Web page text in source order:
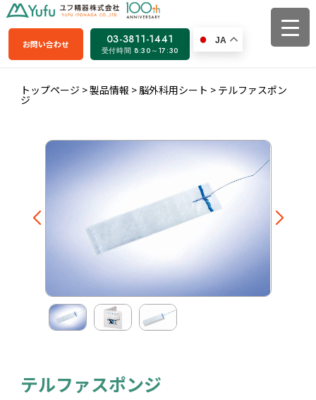
お問い合わせ 03-3811-1441
受付時間 8:30～17:30
JA
トップページ >製品情報 > 脳外科用シート > テルファスポン
ジ
テルファスポンジ